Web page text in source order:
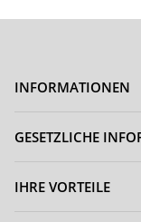
INFORMATIONEN
GESETZLICHE
IHRE VORTEILE